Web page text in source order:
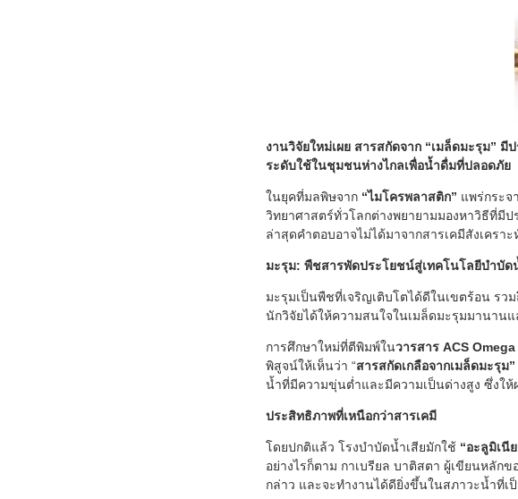
งานวิจัยใหม่เผย สารสกัดจาก “เมล็ดมะรุม”
ระดับใช้ในชุมชนห่างไกลเพื่อน้ำดื่มที่ปลอดภัย
ในยุคที่มลพิษจาก “ไมโครพลาสติก” แพร่กระจ
วิทยาศาสตร์ทั่วโลกต่างพยายามมองหาวิธีที่มี
ล่าสุดคำตอบอาจไม่ได้มาจากสารเคมีสังเครา
มะรุม: พืชสารพัดประโยชน์สู่เทคโนโลยีบำบัด
มะรุมเป็นพืชที่เจริญเติบโตได้ดีในเขตร้อน รว
นักวิจัยได้ให้ความสนใจในเมล็ดมะรุมมานาน
การศึกษาใหม่ที่ตีพิมพ์ในวารสาร ACS Omega
พิสูจน์ให้เห็นว่า “สารสกัดเกลือจากเมล็ดมะรุม”
น้ำที่มีความขุ่นต่ำและมีความเป็นด่างสูง ซึ่งให้
ประสิทธิภาพที่เหนือกว่าสารเคมี
โดยปกติแล้ว โรงบำบัดน้ำเสียมักใช้ “อะลูมิเนี
อย่างไรก็ตาม กาเบรียล บาติสตา ผู้เขียนหลัก
กล่าว และจะทำงานได้ดียิ่งขึ้นในสภาวะน้ำที่เ